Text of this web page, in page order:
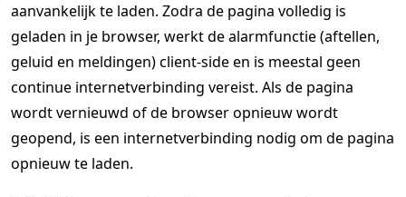
aanvankelijk te laden. Zodra de pagina volledig is
geladen in je browser, werkt de alarmfunctie (aftellen,
geluid en meldingen) client-side en is meestal geen
continue internetverbinding vereist. Als de pagina
wordt vernieuwd of de browser opnieuw wordt
geopend, is een internetverbinding nodig om de pagina
opnieuw te laden.